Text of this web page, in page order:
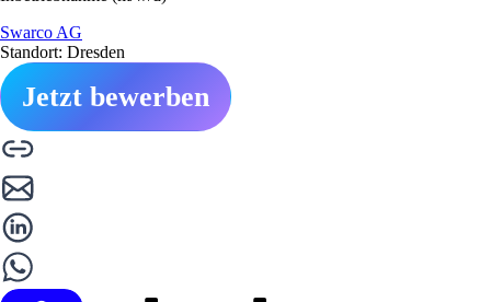
Swarco AG
Standort: Dresden
Jetzt bewerben